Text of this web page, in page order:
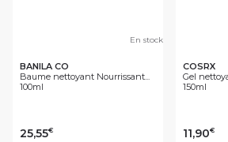
En stock
BANILA CO
Baume nettoyant Nourrissant...
100ml
25,55€
COSRX
Gel
150ml
11,90€